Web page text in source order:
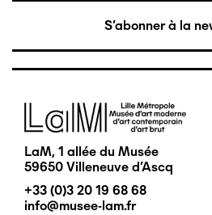
S'abonner à la
Image
LaM, 1 allée du Musée
59650 Villeneuve d'Ascq
+33 (0)3 20 19 68 68
info@musee-lam.fr